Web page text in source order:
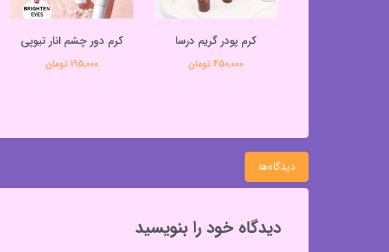
کرم پودر گریم درسا
450,000 تومان
کرم دور چشم انار تیوپی
195,000 تومان
دیدگاه‌ها
دیدگاه خود را بنویسید